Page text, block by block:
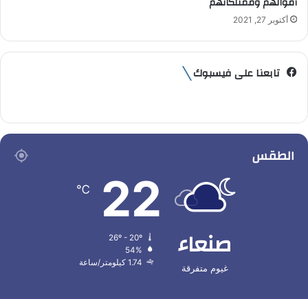
أكتوبر 27, 2021
تابعنا على فيسبوك
الطقس
صنعاء
غيوم متفرقة
22
℃
54%
1.74 كيلومتر/ساعة